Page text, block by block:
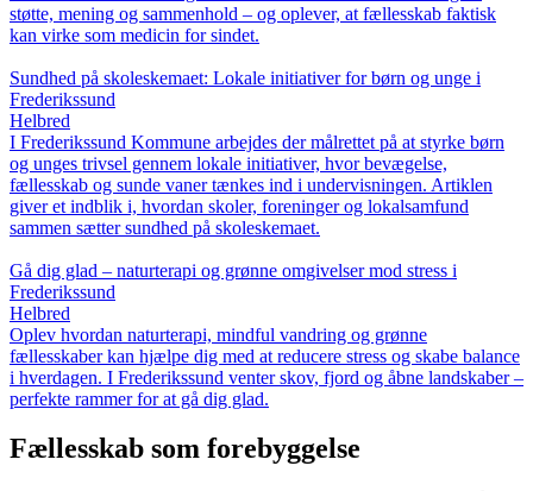
støtte, mening og sammenhold – og oplever, at fællesskab faktisk
kan virke som medicin for sindet.
Sundhed på skoleskemaet: Lokale initiativer for børn og unge i
Frederikssund
Helbred
I Frederikssund Kommune arbejdes der målrettet på at styrke børn
og unges trivsel gennem lokale initiativer, hvor bevægelse,
fællesskab og sunde vaner tænkes ind i undervisningen. Artiklen
giver et indblik i, hvordan skoler, foreninger og lokalsamfund
sammen sætter sundhed på skoleskemaet.
Gå dig glad – naturterapi og grønne omgivelser mod stress i
Frederikssund
Helbred
Oplev hvordan naturterapi, mindful vandring og grønne
fællesskaber kan hjælpe dig med at reducere stress og skabe balance
i hverdagen. I Frederikssund venter skov, fjord og åbne landskaber –
perfekte rammer for at gå dig glad.
Fællesskab som forebyggelse